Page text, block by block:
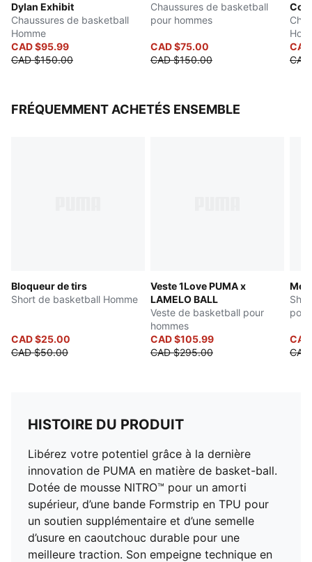
abrasion pour une meilleure adhérence sur le terrain
Fermeture à lacets
Formstrip Puma en TPU plus de soutien sur le pied
Détails de la marque PUMA
Dylan Exhibit
Chaussures de basketball
Homme
CAD $95.99
CAD $150.00
Chaussures de basketball
pour hommes
CAD $75.00
CAD $150.00
FRÉQUEMMENT ACHETÉS ENSEMBLE
Bloqueur de tirs
Short de basketball Homme
CAD $25.00
CAD $50.00
Veste 1Love PUMA x
LAMELO BALL
Veste de basketball pour
hommes
CAD $105.99
CAD $295.00
HISTOIRE DU PRODUIT
Libérez votre potentiel grâce à la dernière
innovation de PUMA en matière de basket-ball.
Dotée de mousse NITRO™ pour un amorti
supérieur, d’une bande Formstrip en TPU pour
un soutien supplémentaire et d’une semelle
d’usure en caoutchouc durable pour une
meilleure traction. Son empeigne technique en